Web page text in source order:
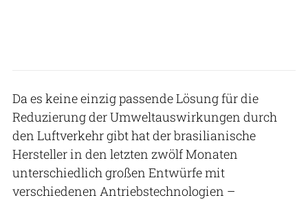
Da es keine einzig passende Lösung für die
Reduzierung der Umweltauswirkungen durch
den Luftverkehr gibt hat der brasilianische
Hersteller in den letzten zwölf Monaten
unterschiedlich großen Entwürfe mit
verschiedenen Antriebstechnologien –